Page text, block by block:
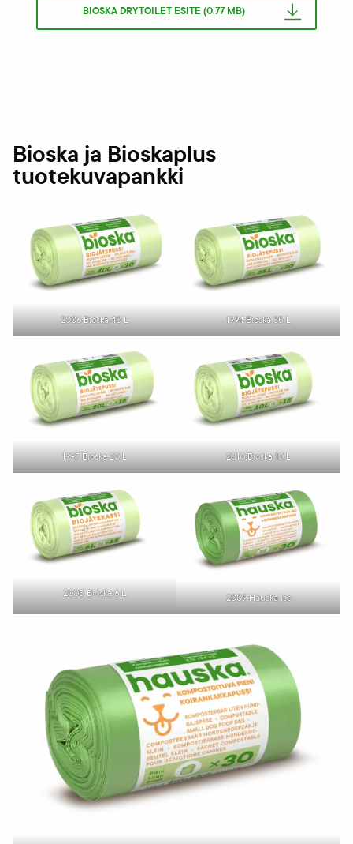
BIOSKA DRYTOILET ESITE (0.77 MB)
Bioska ja Bioskaplus
tuotekuvapankki
2006 Bioska 40 L 1994 Bioska 35 L
1997 Bioska 20 L 2010 Bioska 10 L
2005 Bioska 6 L 2009 Hauska iso